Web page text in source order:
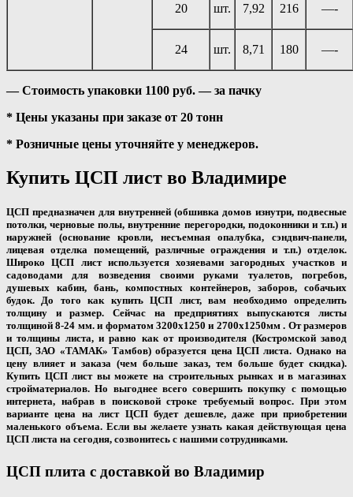
20 шт. 7,92 216 —-
24 шт. 8,71 180 —-
― Стоимость упаковки 1100 руб. — за пачку
* Цены указаны при заказе от 20 тонн
* Розничные цены уточняйте у менеджеров.
Купить ЦСП лист во Владимире
ЦСП предназначен для внутренней (обшивка домов изнутри, подвесные
потолки, черновые полы, внутренние перегородки, подоконники и т.п.) и
наружней (основание кровли, несъемная опалубка, сэндвич-панели,
лицевая отделка помещений, различные ограждения и т.п.) отделок.
Широко ЦСП лист используется хозяевами загородных участков и
садоводами для возведения своими руками туалетов, погребов,
душевых кабин, бань, компостных контейнеров, заборов, собачьих
будок. До того как купить ЦСП лист, вам необходимо определить
толщину и размер. Сейчас на предприятиях выпускаются листы
толщиной 8-24 мм. и форматом 3200х1250 и 2700х1250мм . От размеров
и толщины листа, и равно как от производителя (Костромской завод
ЦСП, ЗАО «ТАМАК» Тамбов) образуется цена ЦСП листа. Однако на
цену влияет и заказа (чем больше заказ, тем больше будет скидка).
Купить ЦСП лист вы можете на строительных рынках и в магазинах
стройматериалов. Но выгоднее всего совершить покупку с помощью
интернета, набрав в поисковой строке требуемый вопрос. При этом
варианте цена на лист ЦСП будет дешевле, даже при приобретении
маленького объема. Если вы желаете узнать какая действующая цена
ЦСП листа на сегодня, созвонитесь с нашими сотрудниками.
ЦСП плита с доставкой во Владимир